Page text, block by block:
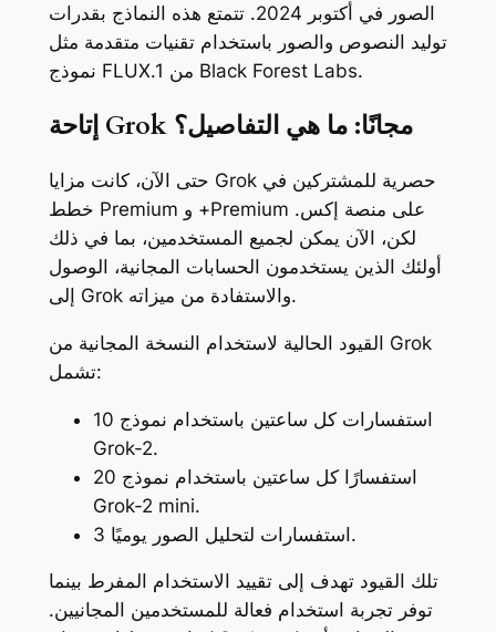
الصور في أكتوبر 2024. تتمتع هذه النماذج بقدرات
توليد النصوص والصور باستخدام تقنيات متقدمة مثل
نموذج FLUX.1 من Black Forest Labs.
إتاحة Grok مجانًا: ما هي التفاصيل؟
حتى الآن، كانت مزايا Grok حصرية للمشتركين في
خطط Premium و +Premium على منصة إكس.
لكن، الآن يمكن لجميع المستخدمين، بما في ذلك
أولئك الذين يستخدمون الحسابات المجانية، الوصول
إلى Grok والاستفادة من ميزاته.
القيود الحالية لاستخدام النسخة المجانية من Grok
تشمل:
10 استفسارات كل ساعتين باستخدام نموذج
Grok-2.
20 استفسارًا كل ساعتين باستخدام نموذج
Grok-2 mini.
3 استفسارات لتحليل الصور يوميًا.
تلك القيود تهدف إلى تقييد الاستخدام المفرط بينما
توفر تجربة استخدام فعالة للمستخدمين المجانيين.